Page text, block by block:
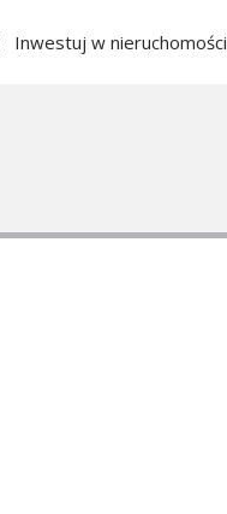
Inwestuj w nieruchomości